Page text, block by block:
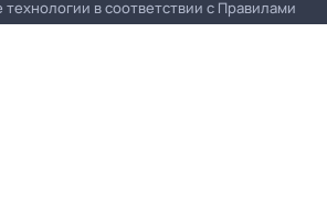
в соответствии с Правилами